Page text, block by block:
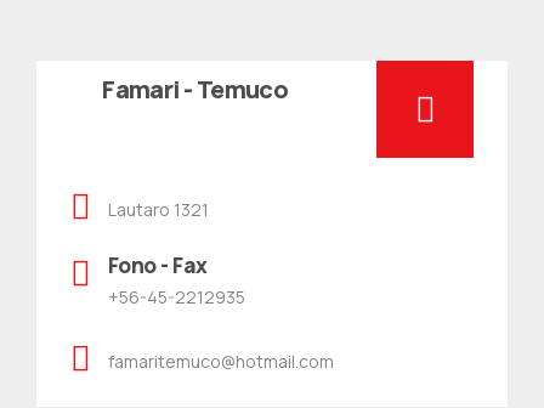
Famari - Temuco
Lautaro 1321
Fono - Fax
+56-45-2212935
famaritemuco@hotmail.com